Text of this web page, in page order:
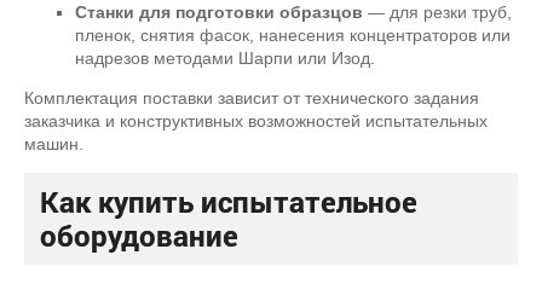
Станки для подготовки образцов — для резки труб,
пленок, снятия фасок, нанесения концентраторов или
надрезов методами Шарпи или Изод.
Комплектация поставки зависит от технического задания
заказчика и конструктивных возможностей испытательных
машин.
Как купить испытательное
оборудование